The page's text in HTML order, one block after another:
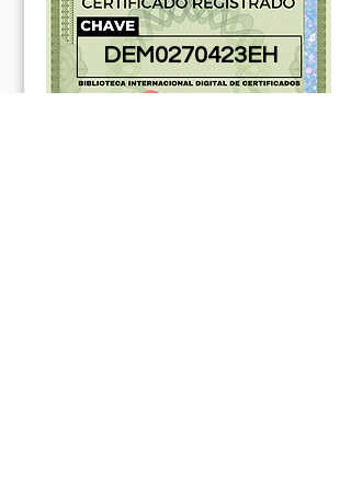
DEM0270423EH